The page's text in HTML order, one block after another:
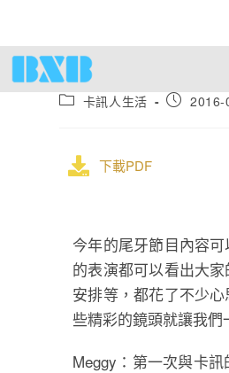
卡訊人生活 2016-
下載PDF
今年的尾牙節目內容
的表演都可以看出大
安排等，都花了不少
些精彩的鏡頭就讓我們
Meggy：第一次與卡